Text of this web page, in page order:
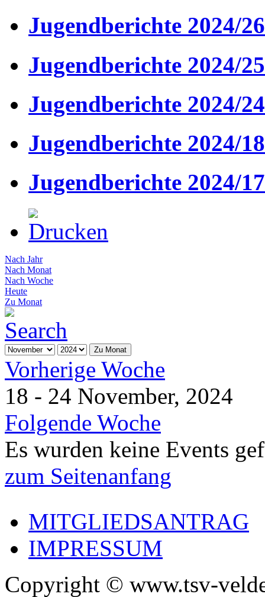
Jugendberichte 2024/26
Jugendberichte 2024/25
Jugendberichte 2024/24
Jugendberichte 2024/18
Jugendberichte 2024/17
Nach Jahr
Nach Monat
Nach Woche
Heute
Zu Monat
Zu Monat
Vorherige Woche
18 - 24 November, 2024
Folgende Woche
Es wurden keine Events
zum Seitenanfang
MITGLIEDSANTRAG
IMPRESSUM
Copyright © www.tsv-